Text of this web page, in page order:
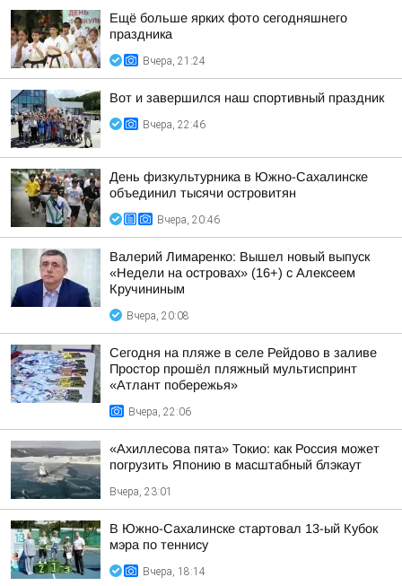
Ещё больше ярких фото сегодняшнего
праздника
Вчера, 21:24
Вот и завершился наш спортивный праздник
Вчера, 22:46
День физкультурника в Южно-Сахалинске
объединил тысячи островитян
Вчера, 20:46
Валерий Лимаренко: Вышел новый выпуск
«Недели на островах» (16+) с Алексеем
Кручининым
Вчера, 20:08
Сегодня на пляже в селе Рейдово в заливе
Простор прошёл пляжный мультиспринт
«Атлант побережья»
Вчера, 22:06
«Ахиллесова пята» Токио: как Россия может
погрузить Японию в масштабный блэкаут
Вчера, 23:01
В Южно-Сахалинске стартовал 13-ый Кубок
мэра по теннису
Вчера, 18:14